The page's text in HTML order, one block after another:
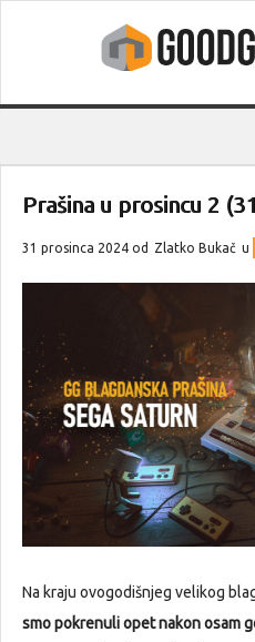
Prašina u prosincu 2
31 prosinca 2024 od Zlatko Bukač u
Na kraju ovogodišnjeg velikog
smo pokrenuli opet nakon osam